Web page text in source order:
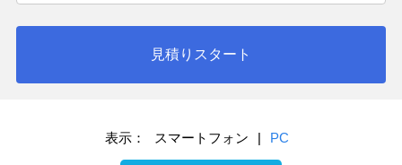
見積りスタート
表示： スマートフォン | PC